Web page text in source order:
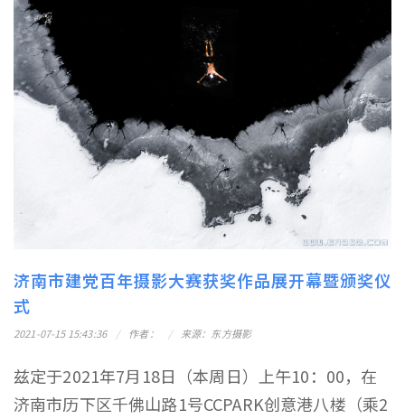
济南市建党百年摄影大赛获奖作品展开幕暨颁奖仪
式
2021-07-15 15:43:36 作者： 来源：东方摄影
兹定于2021年7月18日（本周日）上午10：00，在
济南市历下区千佛山路1号CCPARK创意港八楼（乘2